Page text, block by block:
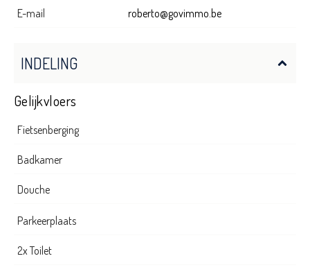
E-mail roberto@govimmo.be
INDELING
Gelijkvloers
Fietsenberging
Badkamer
Douche
Parkeerplaats
2x Toilet